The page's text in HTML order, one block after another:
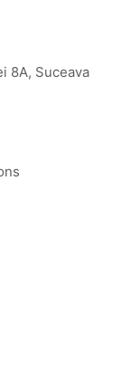
8A, Suceava